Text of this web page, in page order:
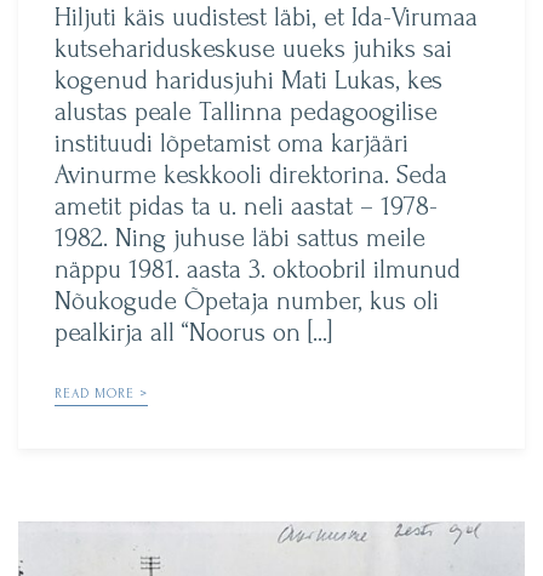
Hiljuti käis uudistest läbi, et Ida-Virumaa
kutsehariduskeskuse uueks juhiks sai
kogenud haridusjuhi Mati Lukas, kes
alustas peale Tallinna pedagoogilise
instituudi lõpetamist oma karjääri
Avinurme keskkooli direktorina. Seda
ametit pidas ta u. neli aastat – 1978-
1982. Ning juhuse läbi sattus meile
näppu 1981. aasta 3. oktoobril ilmunud
Nõukogude Õpetaja number, kus oli
pealkirja all “Noorus on […]
READ MORE >